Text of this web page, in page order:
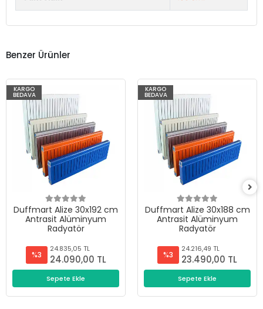
Benzer Ürünler
KARGO
BEDAVA
Duffmart Alize 30x192 cm
Antrasit Alüminyum
Radyatör
%3
24.835,05 TL
24.090,00 TL
Sepete Ekle
KARGO
BEDAVA
Duffmart Alize 30x188 cm
Antrasit Alüminyum
Radyatör
%3
24.216,49 TL
23.490,00 TL
Sepete Ekle